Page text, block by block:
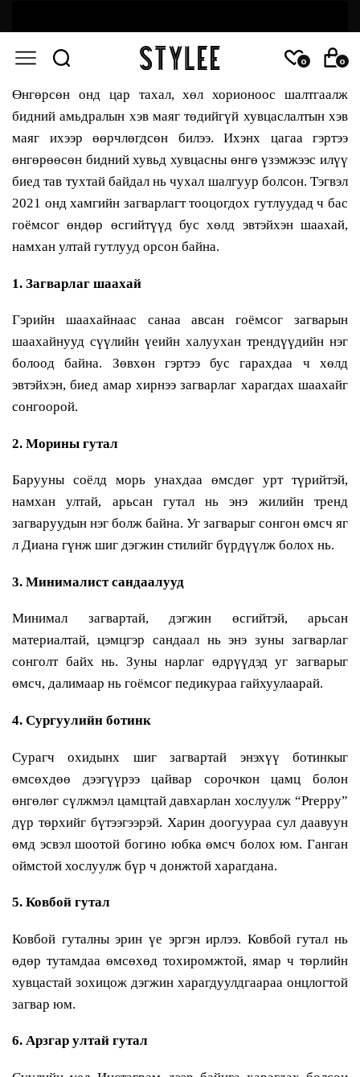
0 0
Өнгөрсөн онд цар тахал, хөл хорионоос шалтгаалж
бидний амьдралын хэв маяг төдийгүй хувцаслалтын хэв
маяг ихээр өөрчлөгдсөн билээ. Ихэнх цагаа гэртээ
өнгөрөөсөн бидний хувьд хувцасны өнгө үзэмжээс илүү
биед тав тухтай байдал нь чухал шалгуур болсон. Тэгвэл
2021 онд хамгийн загварлагт тооцогдох гутлуудад ч бас
гоёмсог өндөр өсгийтүүд бус хөлд эвтэйхэн шаахай,
намхан ултай гутлууд орсон байна.
1. Загварлаг шаахай
Гэрийн шаахайнаас санаа авсан гоёмсог загварын
шаахайнууд сүүлийн үеийн халуухан трендүүдийн нэг
болоод байна. Зөвхөн гэртээ бус гарахдаа ч хөлд
эвтэйхэн, биед амар хирнээ загварлаг харагдах шаахайг
сонгоорой.
2. Морины гутал
Барууны соёлд морь унахдаа өмсдөг урт түрийтэй,
намхан ултай, арьсан гутал нь энэ жилийн тренд
загваруудын нэг болж байна. Уг загварыг сонгон өмсч яг
л Диана гүнж шиг дэгжин стилийг бүрдүүлж болох нь.
3. Минималист сандаалууд
Минимал загвартай, дэгжин өсгийтэй, арьсан
материалтай, цэмцгэр сандаал нь энэ зуны загварлаг
сонголт байх нь. Зуны нарлаг өдрүүдэд уг загварыг
өмсч, далимаар нь гоёмсог педикураа гайхуулаарай.
4. Сургуулийн ботинк
Сурагч охидынх шиг загвартай энэхүү ботинкыг
өмсөхдөө дээгүүрээ цайвар сорочкон цамц болон
өнгөлөг сүлжмэл цамцтай давхарлан хослуулж “Preppy”
дүр төрхийг бүтээгээрэй. Харин доогуураа сул даавуун
өмд эсвэл шоотой богино юбка өмсч болох юм. Ганган
оймстой хослуулж бүр ч донжтой харагдана.
5. Ковбой гутал
Ковбой гуталны эрин үе эргэн ирлээ. Ковбой гутал нь
өдөр тутамдаа өмсөхөд тохиромжтой, ямар ч төрлийн
хувцастай зохицож дэгжин харагдуулдгаараа онцлогтой
загвар юм.
6. Арзгар ултай гутал